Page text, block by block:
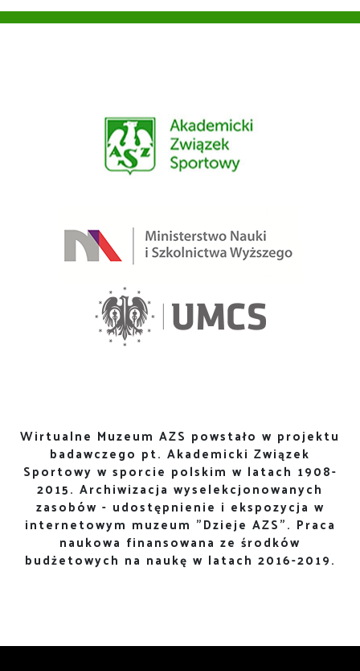
Wirtualne Muzeum AZS powstało w projektu
badawczego pt. Akademicki Związek
Sportowy w sporcie polskim w latach 1908-
2015. Archiwizacja wyselekcjonowanych
zasobów - udostępnienie i ekspozycja w
internetowym muzeum "Dzieje AZS". Praca
naukowa finansowana ze środków
budżetowych na naukę w latach 2016-2019.